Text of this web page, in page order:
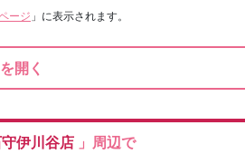
ージ 」に表示されます。
開く
伊川谷店 」周辺で